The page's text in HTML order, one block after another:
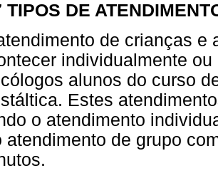
TIPOS DE
de crianças e
individualmente
alunos do curso
Estes
o atendimento
atendimento de grupo